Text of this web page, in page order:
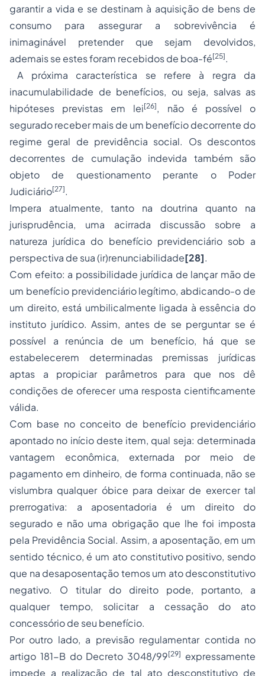
garantir a vida e se destinam à aquisição de bens de
consumo para assegurar a sobrevivência é
inimaginável pretender que sejam devolvidos,
ademais se estes foram recebidos de boa-fé[25].
A próxima característica se refere à regra da
inacumulabilidade de benefícios, ou seja, salvas as
hipóteses previstas em lei[26], não é possível o
segurado receber mais de um benefício decorrente do
regime geral de previdência social. Os descontos
decorrentes de cumulação indevida também são
objeto de questionamento perante o Poder
Judiciário[27].
Impera atualmente, tanto na doutrina quanto na
jurisprudência, uma acirrada discussão sobre a
natureza jurídica do benefício previdenciário sob a
perspectiva de sua (ir)renunciabilidade[28].
Com efeito: a possibilidade jurídica de lançar mão de
um benefício previdenciário legítimo, abdicando-o de
um direito, está umbilicalmente ligada à essência do
instituto jurídico. Assim, antes de se perguntar se é
possível a renúncia de um benefício, há que se
estabelecerem determinadas premissas jurídicas
aptas a propiciar parâmetros para que nos dê
condições de oferecer uma resposta cientificamente
válida.
Com base no conceito de benefício previdenciário
apontado no início deste item, qual seja: determinada
vantagem econômica, externada por meio de
pagamento em dinheiro, de forma continuada, não se
vislumbra qualquer óbice para deixar de exercer tal
prerrogativa: a aposentadoria é um direito do
segurado e não uma obrigação que lhe foi imposta
pela Previdência Social. Assim, a aposentação, em um
sentido técnico, é um ato constitutivo positivo, sendo
que na desaposentação temos um ato desconstitutivo
negativo. O titular do direito pode, portanto, a
qualquer tempo, solicitar a cessação do ato
concessório de seu benefício.
Por outro lado, a previsão regulamentar contida no
artigo 181-B do Decreto 3048/99[29] expressamente
impede a realização de tal ato desconstitutivo de